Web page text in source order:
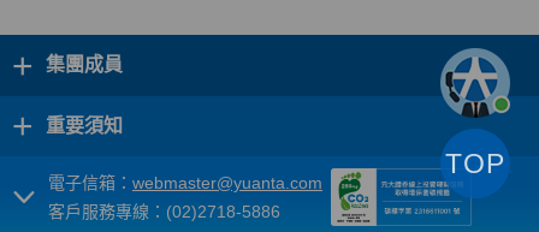
+ 集團成員
+ 重要須知
電子信箱： webmaster@yuanta.com
客戶服務專線：(02)2718-5886
TOP